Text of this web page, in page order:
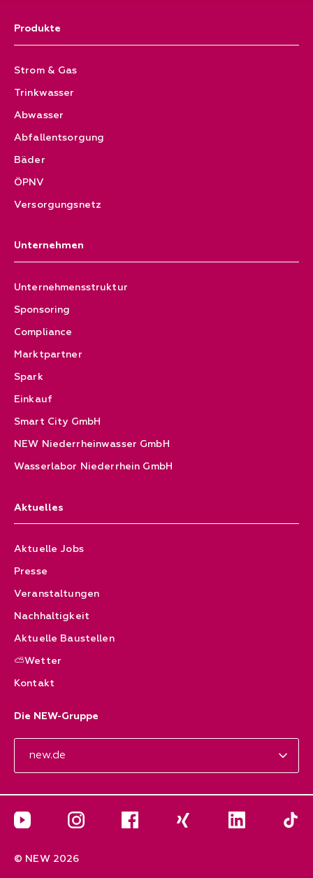
Produkte
Strom & Gas
Trinkwasser
Abwasser
Abfallentsorgung
Bäder
ÖPNV
Versorgungsnetz
Unternehmen
Unternehmensstruktur
Sponsoring
Compliance
Marktpartner
Spark
Einkauf
Smart City GmbH
NEW Niederrheinwasser GmbH
Wasserlabor Niederrhein GmbH
Aktuelles
Aktuelle Jobs
Presse
Veranstaltungen
Nachhaltigkeit
Aktuelle Baustellen
⛅Wetter
Kontakt
Die NEW-Gruppe
new.de
© NEW 2026
YouTube Instagram Facebook Xing LinkedIn Die